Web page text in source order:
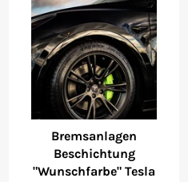
Bremsanlagen
Beschichtung
"Wunschfarbe" Tesla